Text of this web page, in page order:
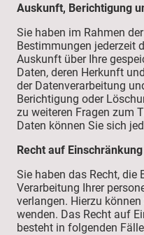
Auskunft, Berichtigung
Sie haben im Rahmen
Bestimmungen jederzeit
Auskunft über Ihre
Daten, deren Herkunft
der Datenverarbeitung
Berichtigung oder
zu weiteren Fragen zum
Daten können Sie sich
Recht auf
Sie haben das Recht, die
Verarbeitung Ihrer
verlangen. Hierzu
wenden. Das Recht auf
besteht in folgenden